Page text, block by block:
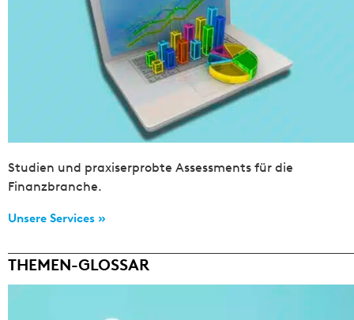
Studien und praxiserprobte Assessments für die
Finanzbranche.
Unsere Services »
THEMEN-GLOSSAR